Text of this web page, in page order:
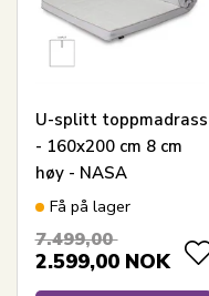
U-splitt toppmadrass
- 160x200 cm 8 cm
høy - NASA
memoryskum - Borg
toppmadrass
Få på lager
7.499,00
2.599,00 NOK